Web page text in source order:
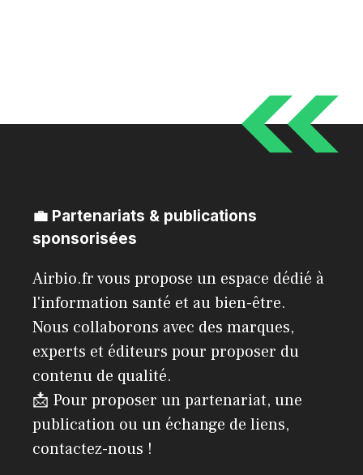
💼 Partenariats & publications
sponsorisées
Airbio.fr vous propose un espace dédié à
l'information santé et au bien-être.
Nous collaborons avec des marques,
experts et éditeurs pour proposer du
contenu de qualité.
📩 Pour proposer un partenariat, une
publication ou un échange de liens,
contactez-nous !